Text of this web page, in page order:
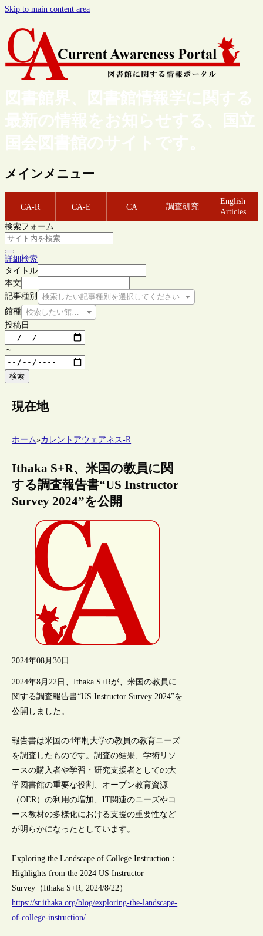
Skip to main content area
図書館界、図書館情報学に関する
最新の情報をお知らせする、国立
国会図書館のサイトです。
メインメニュー
CA-R CA-E CA 調査研究
English
Articles
検索フォーム
詳細検索
タイトル
本文
記事種別
検索したい記事種別を選択してください
館種 検索したい館種を選択してください
投稿日
～
検索
現在地
ホーム»カレントアウェアネス-R
Ithaka S+R、米国の教員に関
する調査報告書“US Instructor
Survey 2024”を公開
2024年08月30日
2024年8月22日、Ithaka S+Rが、米国の教員に
関する調査報告書“US Instructor Survey 2024”を
公開しました。
報告書は米国の4年制大学の教員の教育ニーズ
を調査したものです。調査の結果、学術リソ
ースの購入者や学習・研究支援者としての大
学図書館の重要な役割、オープン教育資源
（OER）の利用の増加、IT関連のニーズやコ
ース教材の多様化における支援の重要性など
が明らかになったとしています。
Exploring the Landscape of College Instruction：
Highlights from the 2024 US Instructor
Survey（Ithaka S+R, 2024/8/22）
https://sr.ithaka.org/blog/exploring-the-landscape-
of-college-instruction/